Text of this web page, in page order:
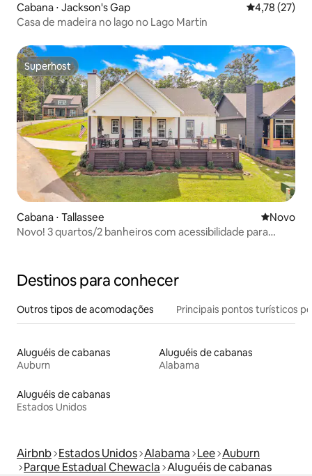
Cabana ⋅ Jackson's Gap 4,78 de uma
4,78 (27)
Casa de madeira no lago no Lago Martin
Superhost
Superhost
Cabana ⋅ Tallassee Novo
Novo
Novo! 3 quartos/2 banheiros com acessibilidade para
Destinos para conhecer
Outros tipos de acomodações Principais pontos turísticos
Aluguéis de cabanas
Auburn
Aluguéis de cabanas
Alabama
Aluguéis de cabanas
Estados Unidos
Airbnb Estados Unidos Alabama Lee Auburn
Parque Estadual Chewacla Aluguéis de cabanas